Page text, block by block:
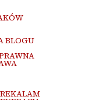
BLOGU
REKALAM